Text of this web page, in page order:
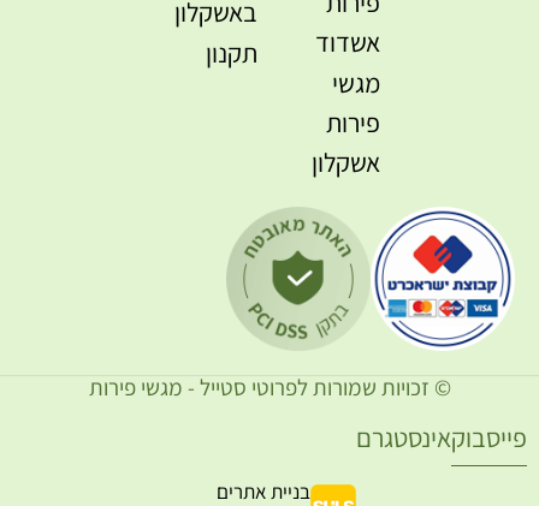
אשדוד
מגשי
פירות
אשקלון
באשקלון
תקנון
© זכויות שמורות לפרוטי סטייל - מגשי פירות
בניית אתרים
אינסטגרם